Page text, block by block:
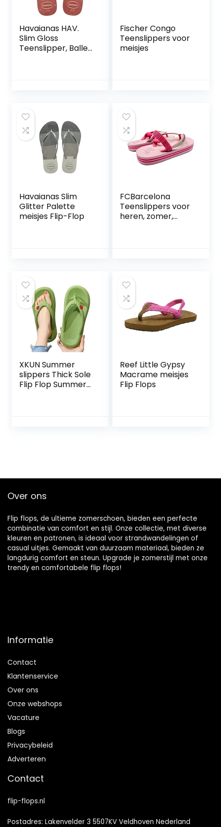
Havaianas HAV.
Slim Gloss
Teenslipper, Ballet
Fischer Congo
Teenslippers voor
meisjes
Havaianas Slim
Glitter Palette
meisjes Flip-Flop
FCBarcelona
Teenslippers voor
heren, zomer,
gelimiteerde editie
XKUN Summer
slippers Thick Sole
Flip Flop Summer
Reef Little Gypsy
Macrame meisjes
Flip Flops
Over ons
Flip flops, de ultieme zomerschoen, bieden een perfecte
combinatie van comfort en stijl. Onze collectie, met diverse
kleuren en patronen, is ideaal voor strandwandelingen of
casual uitjes. Gemaakt van duurzaam materiaal, bieden ze
langdurig comfort en steun. Upgrade je zomerstijl met onze
trendy en comfortabele flip flops!
Informatie
Contact
Klantenservice
Over ons
Onze webshops
Vacature
Blogs
Privacybeleid
Adverteren
Contact
flip-flops.nl
Postadres: Lakenvelder 3 5507KV Veldhoven Nederland